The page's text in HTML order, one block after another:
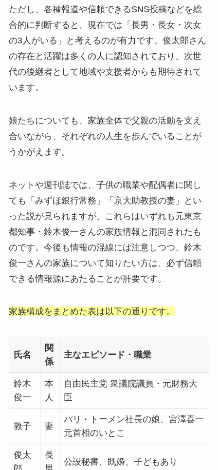
ただし、各種報道や信頼できるSNS投稿などを総
合的に判断すると、現在では「長男・長女・次女
の3人がいる」と考えるのが有力です。俊太郎さん
の存在と活躍は多くの人に認知されており、次世
代の後継者として地域や支援者からも期待されて
います。
娘たちについても、家族全体で父親の活動を支え
合いながら、それぞれの人生を歩んでいることが
うかがえます。
ネットや週刊誌では、子供の職業や配偶者に関し
ても「みずほ銀行常務」「京大助教授の妻」とい
った説が見られますが、これらはいずれも元東京
都知事・鈴木俊一さんの家族情報と混同されたも
のです。今後も情報の混線には注意しつつ、鈴木
俊一さんの家族について知りたい方は、必ず信頼
できる情報源にあたることが肝要です。
家族構成をまとめた表は以下の通りです。
氏名
関
係
主なエピソード・職業
鈴木
俊一
本
人
自由民主党 衆議院議員・元財務大
臣
敦子 妻
パリ・トーメン社長の娘、宮澤喜一
元首相のいとこ
俊太
長
公設秘書、既婚、子どもあり